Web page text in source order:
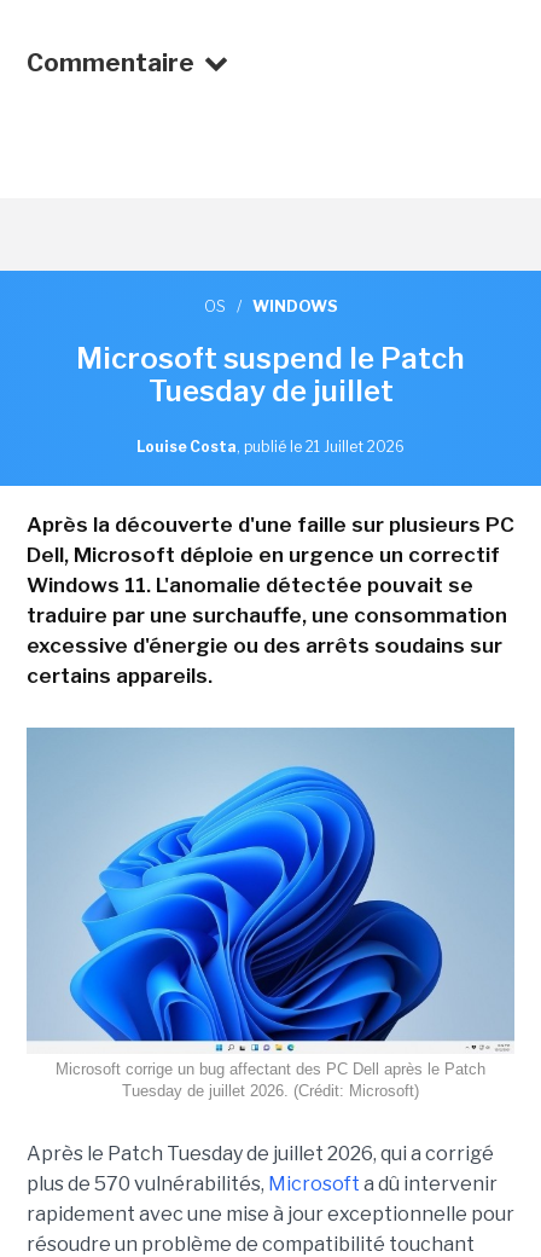
Commentaire
OS / WINDOWS
Microsoft suspend le Patch
Tuesday de juillet
Louise Costa, publié le 21 Juillet 2026
Après la découverte d'une faille sur plusieurs PC
Dell, Microsoft déploie en urgence un correctif
Windows 11. L'anomalie détectée pouvait se
traduire par une surchauffe, une consommation
excessive d'énergie ou des arrêts soudains sur
certains appareils.
Microsoft corrige un bug affectant des PC Dell après le Patch
Tuesday de juillet 2026. (Crédit: Microsoft)
Après le Patch Tuesday de juillet 2026, qui a corrigé
plus de 570 vulnérabilités, Microsoft a dû intervenir
rapidement avec une mise à jour exceptionnelle pour
résoudre un problème de compatibilité touchant